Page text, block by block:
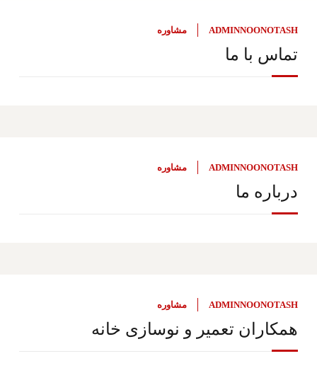
ADMINNOONOTASH مشاوره
تماس با ما
ADMINNOONOTASH مشاوره
درباره ما
ADMINNOONOTASH مشاوره
همکاران تعمیر و نوسازی خانه